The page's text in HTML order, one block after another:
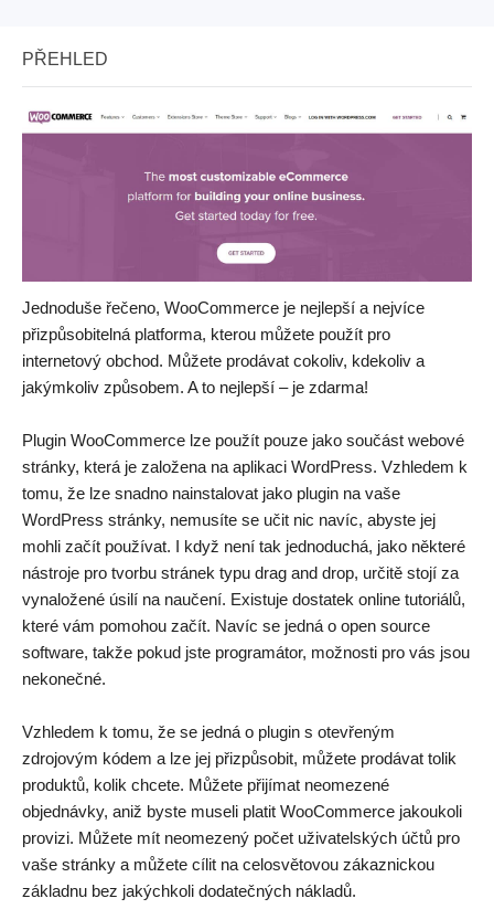
PŘEHLED
Jednoduše řečeno, WooCommerce je nejlepší a nejvíce
přizpůsobitelná platforma, kterou můžete použít pro
internetový obchod. Můžete prodávat cokoliv, kdekoliv a
jakýmkoliv způsobem. A to nejlepší – je zdarma!
Plugin WooCommerce lze použít pouze jako součást webové
stránky, která je založena na aplikaci WordPress. Vzhledem k
tomu, že lze snadno nainstalovat jako plugin na vaše
WordPress stránky, nemusíte se učit nic navíc, abyste jej
mohli začít používat. I když není tak jednoduchá, jako některé
nástroje pro tvorbu stránek typu drag and drop, určitě stojí za
vynaložené úsilí na naučení. Existuje dostatek online tutoriálů,
které vám pomohou začít. Navíc se jedná o open source
software, takže pokud jste programátor, možnosti pro vás jsou
nekonečné.
Vzhledem k tomu, že se jedná o plugin s otevřeným
zdrojovým kódem a lze jej přizpůsobit, můžete prodávat tolik
produktů, kolik chcete. Můžete přijímat neomezené
objednávky, aniž byste museli platit WooCommerce jakoukoli
provizi. Můžete mít neomezený počet uživatelských účtů pro
vaše stránky a můžete cílit na celosvětovou zákaznickou
základnu bez jakýchkoli dodatečných nákladů.